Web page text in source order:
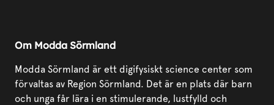
Om Modda Sörmland
Modda Sörmland är ett digifysiskt science center som
förvaltas av Region Sörmland. Det är en plats där barn
och unga får lära i en stimulerande, lustfylld och